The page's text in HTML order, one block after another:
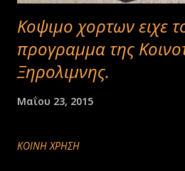
Κοψιμο χορτων ειχε
προγραμμα της
Ξηρολιμνης.
Μαΐου 23, 2015
ΚΟΙΝΉ ΧΡΉΣΗ